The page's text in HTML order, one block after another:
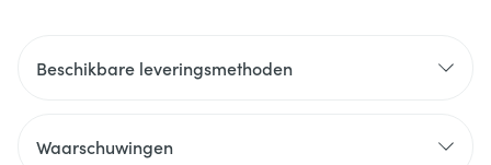
Beschikbare leveringsmethoden
Waarschuwingen